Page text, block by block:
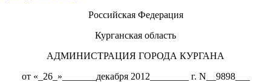
Российская Федерация
Курганская область
АДМИНИСТРАЦИЯ ГОРОДА КУРГАНА
от «_26_»_______декабря 2012________ г. N__9898___